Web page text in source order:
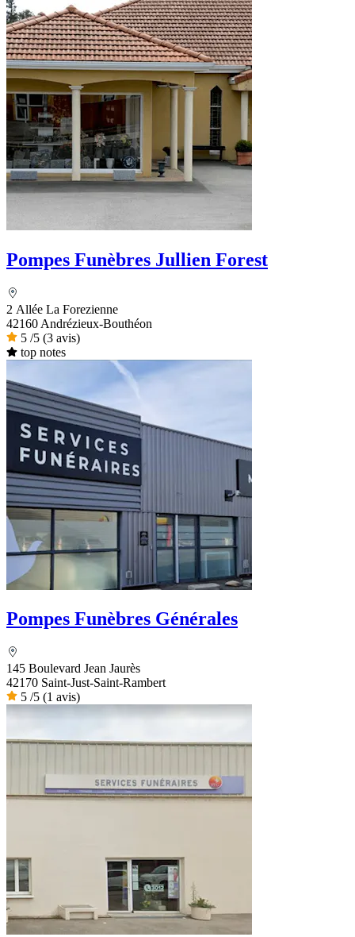
Pompes Funèbres Jullien Forest
2 Allée La Forezienne
42160 Andrézieux-Bouthéon
5 /5 (3 avis)
top notes
Pompes Funèbres Générales
145 Boulevard Jean Jaurès
42170 Saint-Just-Saint-Rambert
5 /5 (1 avis)